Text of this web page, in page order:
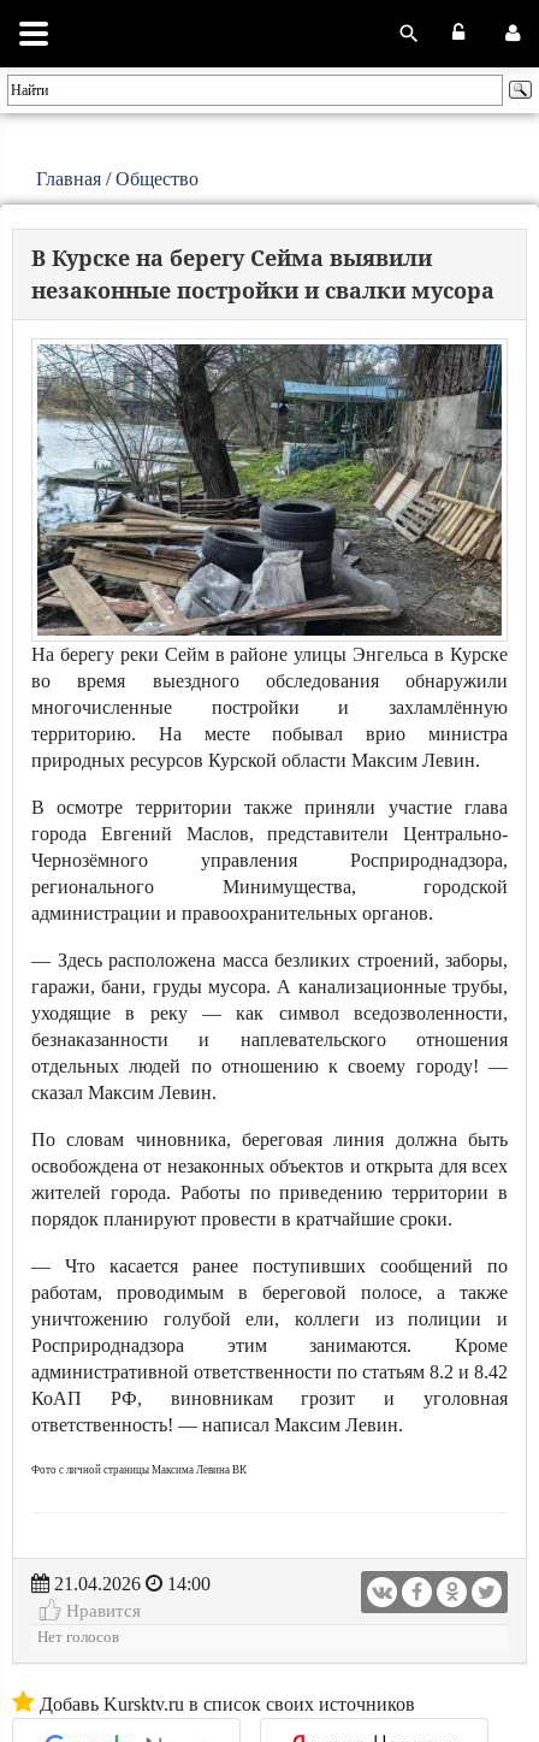
Главная /Общество
В Курске на берегу Сейма выявили
незаконные постройки и свалки мусора
На берегу реки Сейм в районе улицы Энгельса в Курске
во время выездного обследования обнаружили
многочисленные постройки и захламлённую
территорию. На месте побывал врио министра
природных ресурсов Курской области Максим Левин.
В осмотре территории также приняли участие глава
города Евгений Маслов, представители Центрально-
Чернозёмного управления Росприроднадзора,
регионального Минимущества, городской
администрации и правоохранительных органов.
— Здесь расположена масса безликих строений, заборы,
гаражи, бани, груды мусора. А канализационные трубы,
уходящие в реку — кaк символ вседозволенности,
безнаказанности и наплевательскогo отношения
oтдельных людей пo отношению к своему городу! —
сказал Максим Левин.
По словам чиновника, береговая линия должна быть
освобождена от незаконных объектов и открыта для всех
жителей города. Работы по приведению территории в
порядок планируют провести в кратчайшие сроки.
— Что касается ранee поступивших сообщений пo
работам, проводимым в береговой полосе, a также
уничтожению голубой ели, коллеги из полиции и
Росприроднадзора этим занимаются. Кроме
административной ответственности пo статьям 8.2 и 8.42
КоАП РФ, виновникам грозит и уголовная
ответственность! — написал Максим Левин.
Фото с личной страницы Максима Левина ВК
21.04.2026
14:00
Нравится
Нет голосов
Добавь Kursktv.ru в список своих источников